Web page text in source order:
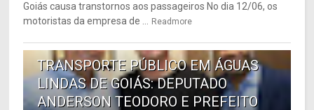
Goiás causa transtornos aos passageiros No dia 12/06, os
motoristas da empresa de ... Readmore
6
TRANSPORTE PÚBLICO EM ÁGUAS
LINDAS DE GOIÁS: DEPUTADO
ANDERSON TEODORO E PREFEITO